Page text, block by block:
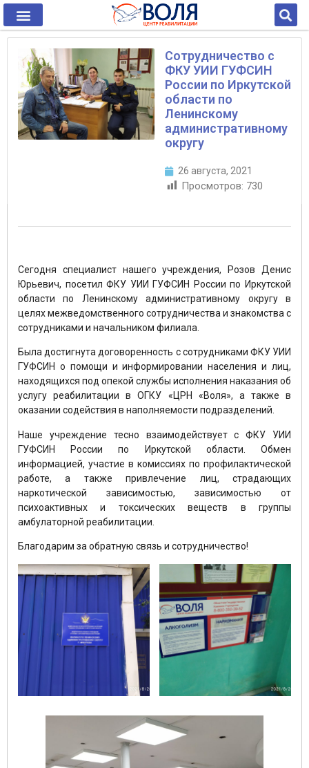
Сотрудничество с
ФКУ УИИ ГУФСИН
России по Иркутской
области по
Ленинскому
административному
округу
26 августа, 2021
Просмотров: 730
Сегодня специалист нашего учреждения, Розов Денис
Юрьевич, посетил ФКУ УИИ ГУФСИН России по Иркутской
области по Ленинскому административному округу в
целях межведомственного сотрудничества и знакомства с
сотрудниками и начальником филиала.
Была достигнута договоренность с сотрудниками ФКУ УИИ
ГУФСИН о помощи и информировании населения и лиц,
находящихся под опекой службы исполнения наказания об
услугу реабилитации в ОГКУ «ЦРН «Воля», а также в
оказании содействия в наполняемости подразделений.
Наше учреждение тесно взаимодействует с ФКУ УИИ
ГУФСИН России по Иркутской области. Обмен
информацией, участие в комиссиях по профилактической
работе, а также привлечение лиц, страдающих
наркотической зависимостью, зависимостью от
психоактивных и токсических веществ в группы
амбулаторной реабилитации.
Благодарим за обратную связь и сотрудничество!